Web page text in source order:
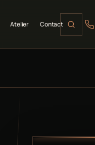
Atelier Contact